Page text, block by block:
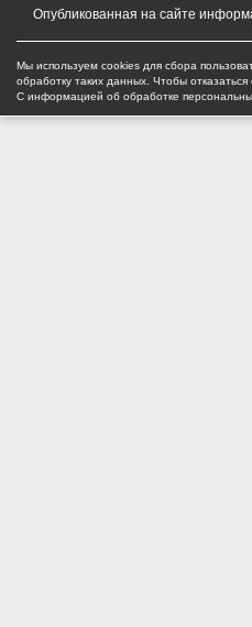
Опубликованная на сайте
Мы используем cookies для сбора
обработку таких данных. Чтобы
С информацией об обработке